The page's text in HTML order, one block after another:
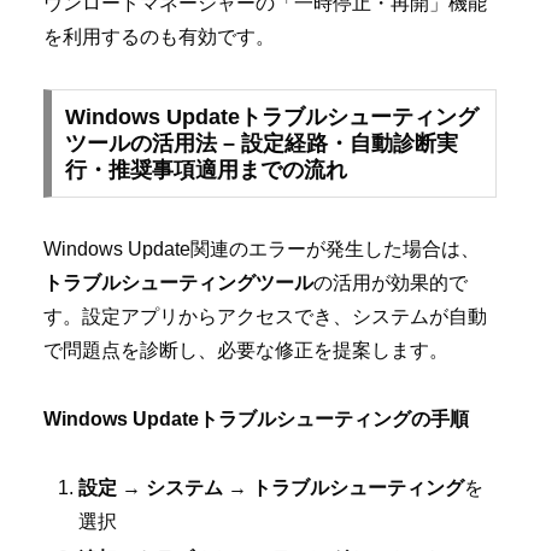
を利用するのも有効です。
Windows Updateトラブルシューティング
ツールの活用法 – 設定経路・自動診断実
行・推奨事項適用までの流れ
Windows Update関連のエラーが発生した場合は、
トラブルシューティングツールの活用が効果的で
す。設定アプリからアクセスでき、システムが自動
で問題点を診断し、必要な修正を提案します。
Windows Updateトラブルシューティングの手順
設定 → システム → トラブルシューティングを
選択